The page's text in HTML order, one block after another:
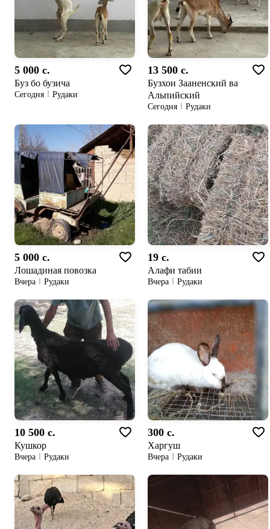
5 000 c.
Буз бо бузича
Сегодня Рудаки
13 500 c.
Бузхои Зааненский ва
Альпийский
Сегодня Рудаки
5 000 c.
Лошадиная повозка
Вчера Рудаки
19 c.
Алафи табии
Вчера Рудаки
10 500 c.
Кушкор
Вчера Рудаки
300 c.
Харгуш
Вчера Рудаки